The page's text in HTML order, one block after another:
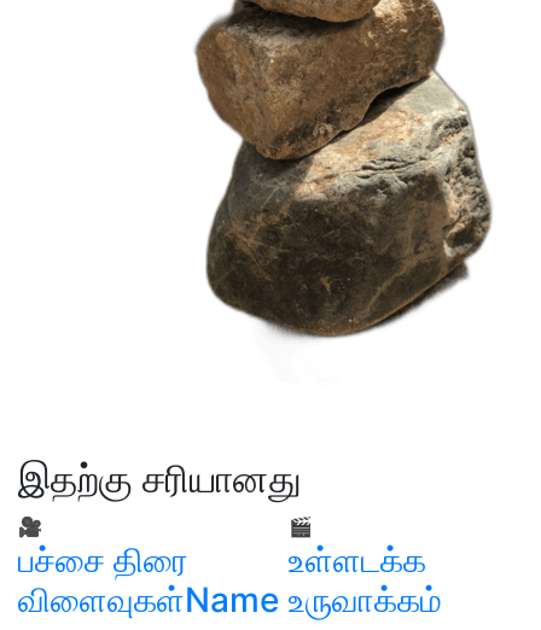
இதற்கு சரியானது
🎥
பச்சை திரை
விளைவுகள்Name
🎬
உள்ளடக்க
உருவாக்கம்